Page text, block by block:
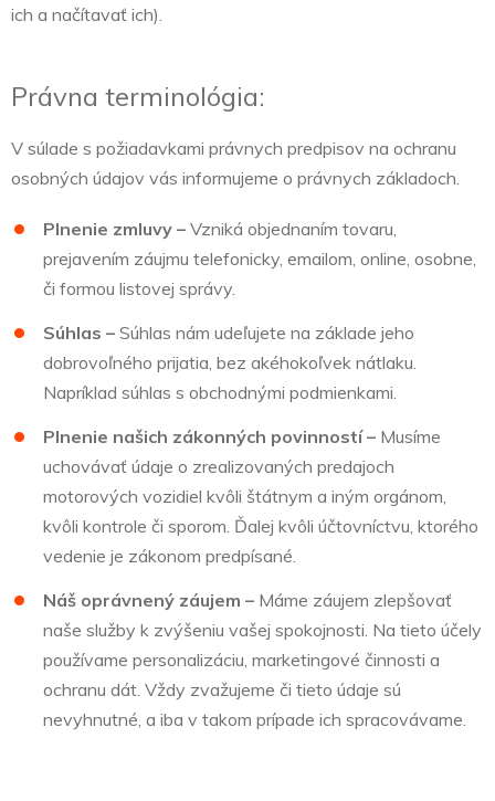
ich a načítavať ich).
Právna terminológia:
V súlade s požiadavkami právnych predpisov na ochranu
osobných údajov vás informujeme o právnych základoch.
Plnenie zmluvy – Vzniká objednaním tovaru,
prejavením záujmu telefonicky, emailom, online, osobne,
či formou listovej správy.
Súhlas – Súhlas nám udeľujete na základe jeho
dobrovoľného prijatia, bez akéhokoľvek nátlaku.
Napríklad súhlas s obchodnými podmienkami.
Plnenie našich zákonných povinností – Musíme
uchovávať údaje o zrealizovaných predajoch
motorových vozidiel kvôli štátnym a iným orgánom,
kvôli kontrole či sporom. Ďalej kvôli účtovníctvu, ktorého
vedenie je zákonom predpísané.
Náš oprávnený záujem – Máme záujem zlepšovať
naše služby k zvýšeniu vašej spokojnosti. Na tieto účely
používame personalizáciu, marketingové činnosti a
ochranu dát. Vždy zvažujeme či tieto údaje sú
nevyhnutné, a iba v takom prípade ich spracovávame.